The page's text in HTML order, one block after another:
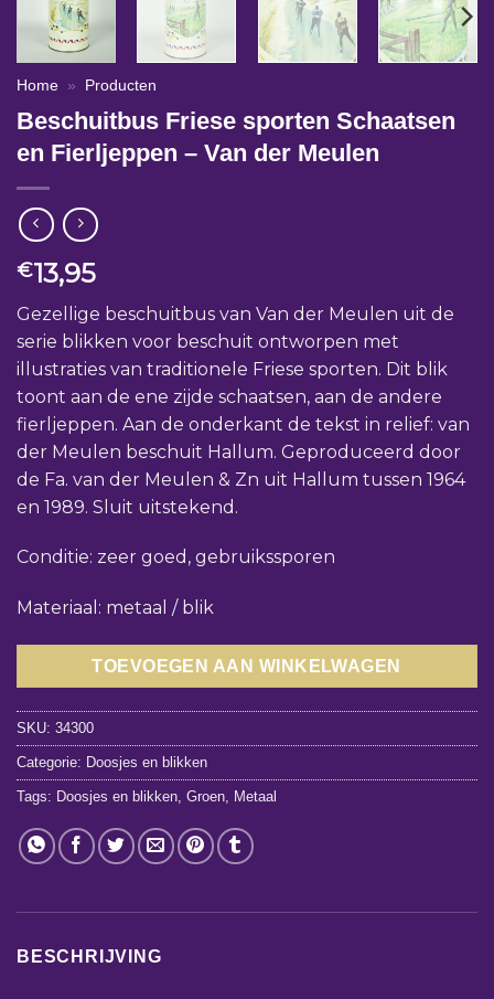
Home » Producten
Beschuitbus Friese sporten Schaatsen
en Fierljeppen – Van der Meulen
€13,95
Gezellige beschuitbus van Van der Meulen uit de
serie blikken voor beschuit ontworpen met
illustraties van traditionele Friese sporten. Dit blik
toont aan de ene zijde schaatsen, aan de andere
fierljeppen. Aan de onderkant de tekst in relief: van
der Meulen beschuit Hallum. Geproduceerd door
de Fa. van der Meulen & Zn uit Hallum tussen 1964
en 1989. Sluit uitstekend.
Conditie: zeer goed, gebruikssporen
Materiaal: metaal / blik
TOEVOEGEN AAN WINKELWAGEN
SKU: 34300
Categorie: Doosjes en blikken
Tags: Doosjes en blikken Groen Metaal
BESCHRIJVING